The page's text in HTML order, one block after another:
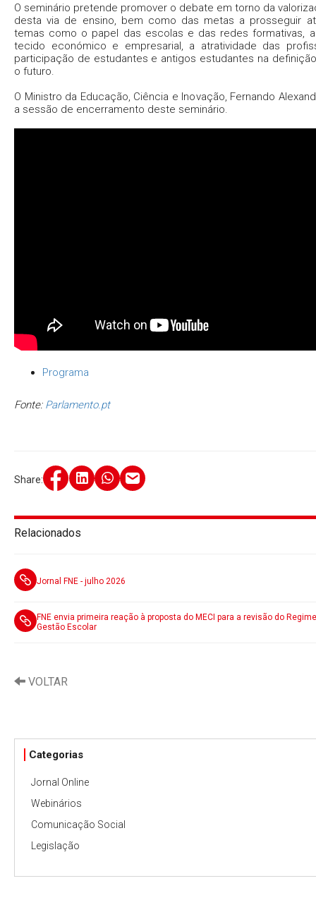
Relacionados
Jornal FNE - julho 2026
FNE envia primeira reação à proposta do MECI para a revisão do
Gestão Escolar
O seminário pretende promover o debate em torno da
desta via de ensino, bem como das metas a prosseguir
temas como o papel das escolas e das redes formativas,
tecido económico e empresarial, a atratividade das
participação de estudantes e antigos estudantes na
o futuro.
O Ministro da Educação, Ciência e Inovação, Fernando
a sessão de encerramento deste seminário.
Programa
Fonte: Parlamento.pt
Share:
VOLTAR
Categorias
Jornal Online
Webinários
Comunicação Social
Legislação